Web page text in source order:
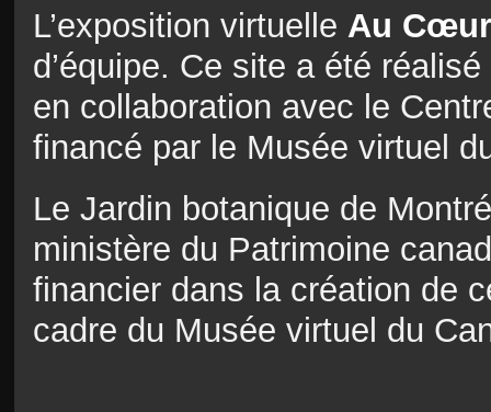
L’exposition virtuelle Au
d’équipe. Ce site a été
en collaboration avec le
financé par le Musée virtuel
Le Jardin botanique de
ministère du Patrimoine
financier dans la création de
cadre du Musée virtuel du